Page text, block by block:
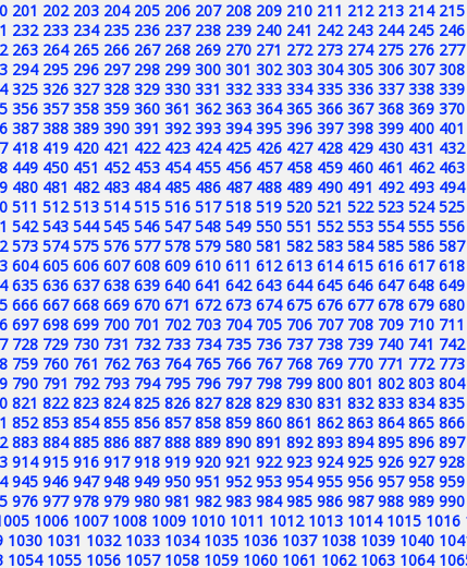
201 202 203 204 205 206 207 208 209 210 211 212 213 214 215
232 233 234 235 236 237 238 239 240 241 242 243 244 245 246
263 264 265 266 267 268 269 270 271 272 273 274 275 276 277
294 295 296 297 298 299 300 301 302 303 304 305 306 307 308
325 326 327 328 329 330 331 332 333 334 335 336 337 338 339
356 357 358 359 360 361 362 363 364 365 366 367 368 369 370
387 388 389 390 391 392 393 394 395 396 397 398 399 400 401
418 419 420 421 422 423 424 425 426 427 428 429 430 431 432
449 450 451 452 453 454 455 456 457 458 459 460 461 462 463
480 481 482 483 484 485 486 487 488 489 490 491 492 493 494
511 512 513 514 515 516 517 518 519 520 521 522 523 524 525
542 543 544 545 546 547 548 549 550 551 552 553 554 555 556
573 574 575 576 577 578 579 580 581 582 583 584 585 586 587
604 605 606 607 608 609 610 611 612 613 614 615 616 617 618
635 636 637 638 639 640 641 642 643 644 645 646 647 648 649
666 667 668 669 670 671 672 673 674 675 676 677 678 679 680
697 698 699 700 701 702 703 704 705 706 707 708 709 710 711
728 729 730 731 732 733 734 735 736 737 738 739 740 741 742
759 760 761 762 763 764 765 766 767 768 769 770 771 772 773
790 791 792 793 794 795 796 797 798 799 800 801 802 803 804
821 822 823 824 825 826 827 828 829 830 831 832 833 834 835
852 853 854 855 856 857 858 859 860 861 862 863 864 865 866
883 884 885 886 887 888 889 890 891 892 893 894 895 896 897
914 915 916 917 918 919 920 921 922 923 924 925 926 927 928
945 946 947 948 949 950 951 952 953 954 955 956 957 958 959
976 977 978 979 980 981 982 983 984 985 986 987 988 989 990
1006 1007 1008 1009 1010 1011 1012 1013 1014 1015 1016
1030 1031 1032 1033 1034 1035 1036 1037 1038 1039 1040
1054 1055 1056 1057 1058 1059 1060 1061 1062 1063 1064